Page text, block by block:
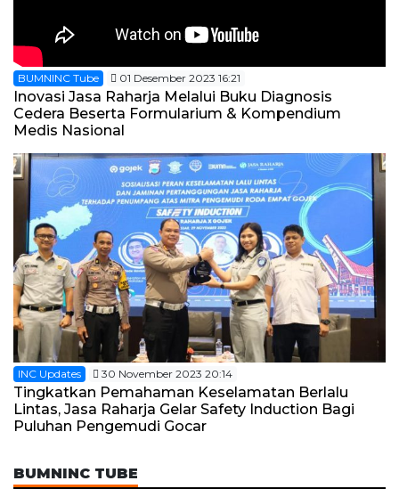
BUMNINC Tube 01 Desember 2023 16:21
Inovasi Jasa Raharja Melalui Buku Diagnosis
Cedera Beserta Formularium & Kompendium
Medis Nasional
INC Updates 30 November 2023 20:14
Tingkatkan Pemahaman Keselamatan Berlalu
Lintas, Jasa Raharja Gelar Safety Induction Bagi
Puluhan Pengemudi Gocar
BUMNINC TUBE